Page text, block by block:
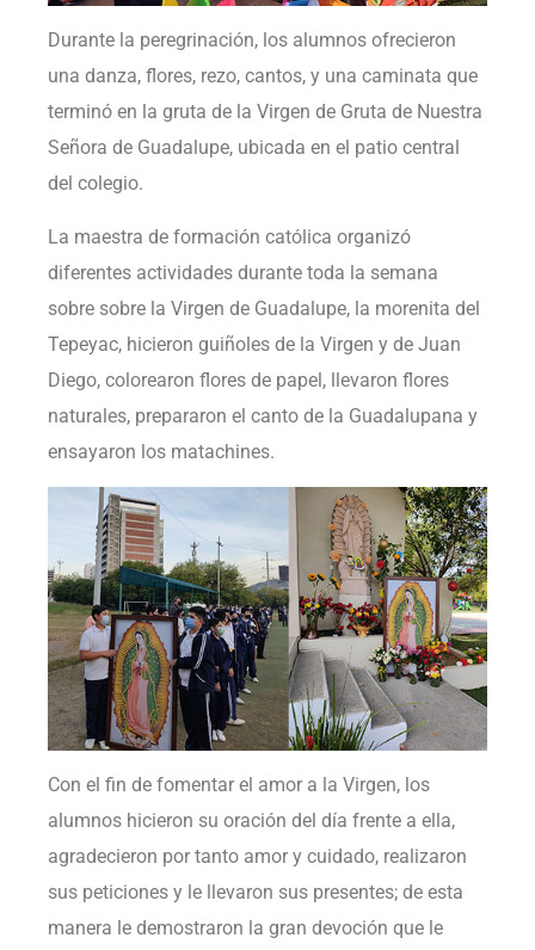
Durante la peregrinación, los alumnos ofrecieron
una danza, flores, rezo, cantos, y una caminata que
terminó en la gruta de la Virgen de Gruta de Nuestra
Señora de Guadalupe, ubicada en el patio central
del colegio.
La maestra de formación católica organizó
diferentes actividades durante toda la semana
sobre sobre la Virgen de Guadalupe, la morenita del
Tepeyac, hicieron guiñoles de la Virgen y de Juan
Diego, colorearon flores de papel, llevaron flores
naturales, prepararon el canto de la Guadalupana y
ensayaron los matachines.
Con el fin de fomentar el amor a la Virgen, los
alumnos hicieron su oración del día frente a ella,
agradecieron por tanto amor y cuidado, realizaron
sus peticiones y le llevaron sus presentes; de esta
manera le demostraron la gran devoción que le